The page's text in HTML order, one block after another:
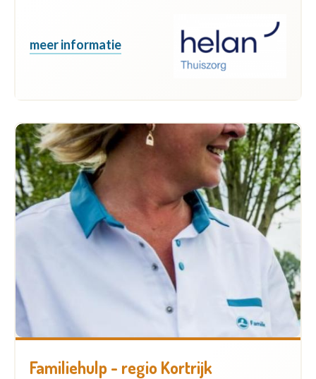
meer informatie
Familiehulp - regio Kortrijk